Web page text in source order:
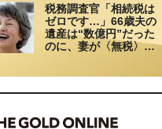
税務調査官「相続税は
ゼロです…」66歳夫の
遺産は“数億円”だった
のに、妻が〈無税〉で